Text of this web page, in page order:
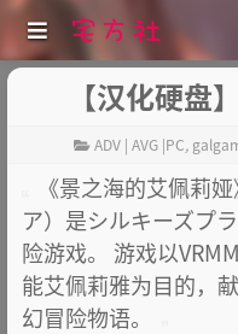
【汉化硬盘
ADV | AVG |PC,
《景之海的艾佩莉
ア）是シルキーズプ
险游戏。 游戏以
能艾佩莉雅为目的，
幻冒险物语。